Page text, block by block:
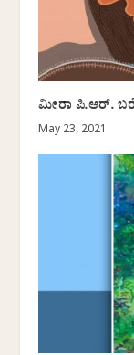
ಮೀರಾ ಪಿ.ಆರ್.
May 23, 2021